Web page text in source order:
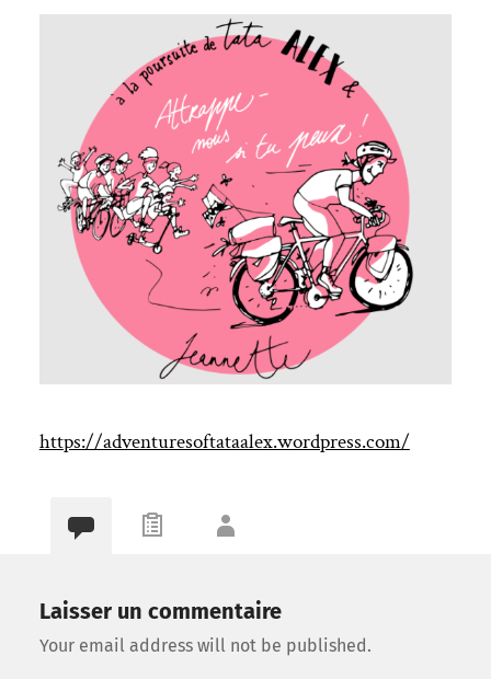
https://adventuresoftataalex.wordpress.com/
Laisser un commentaire
Your email address will not be published.